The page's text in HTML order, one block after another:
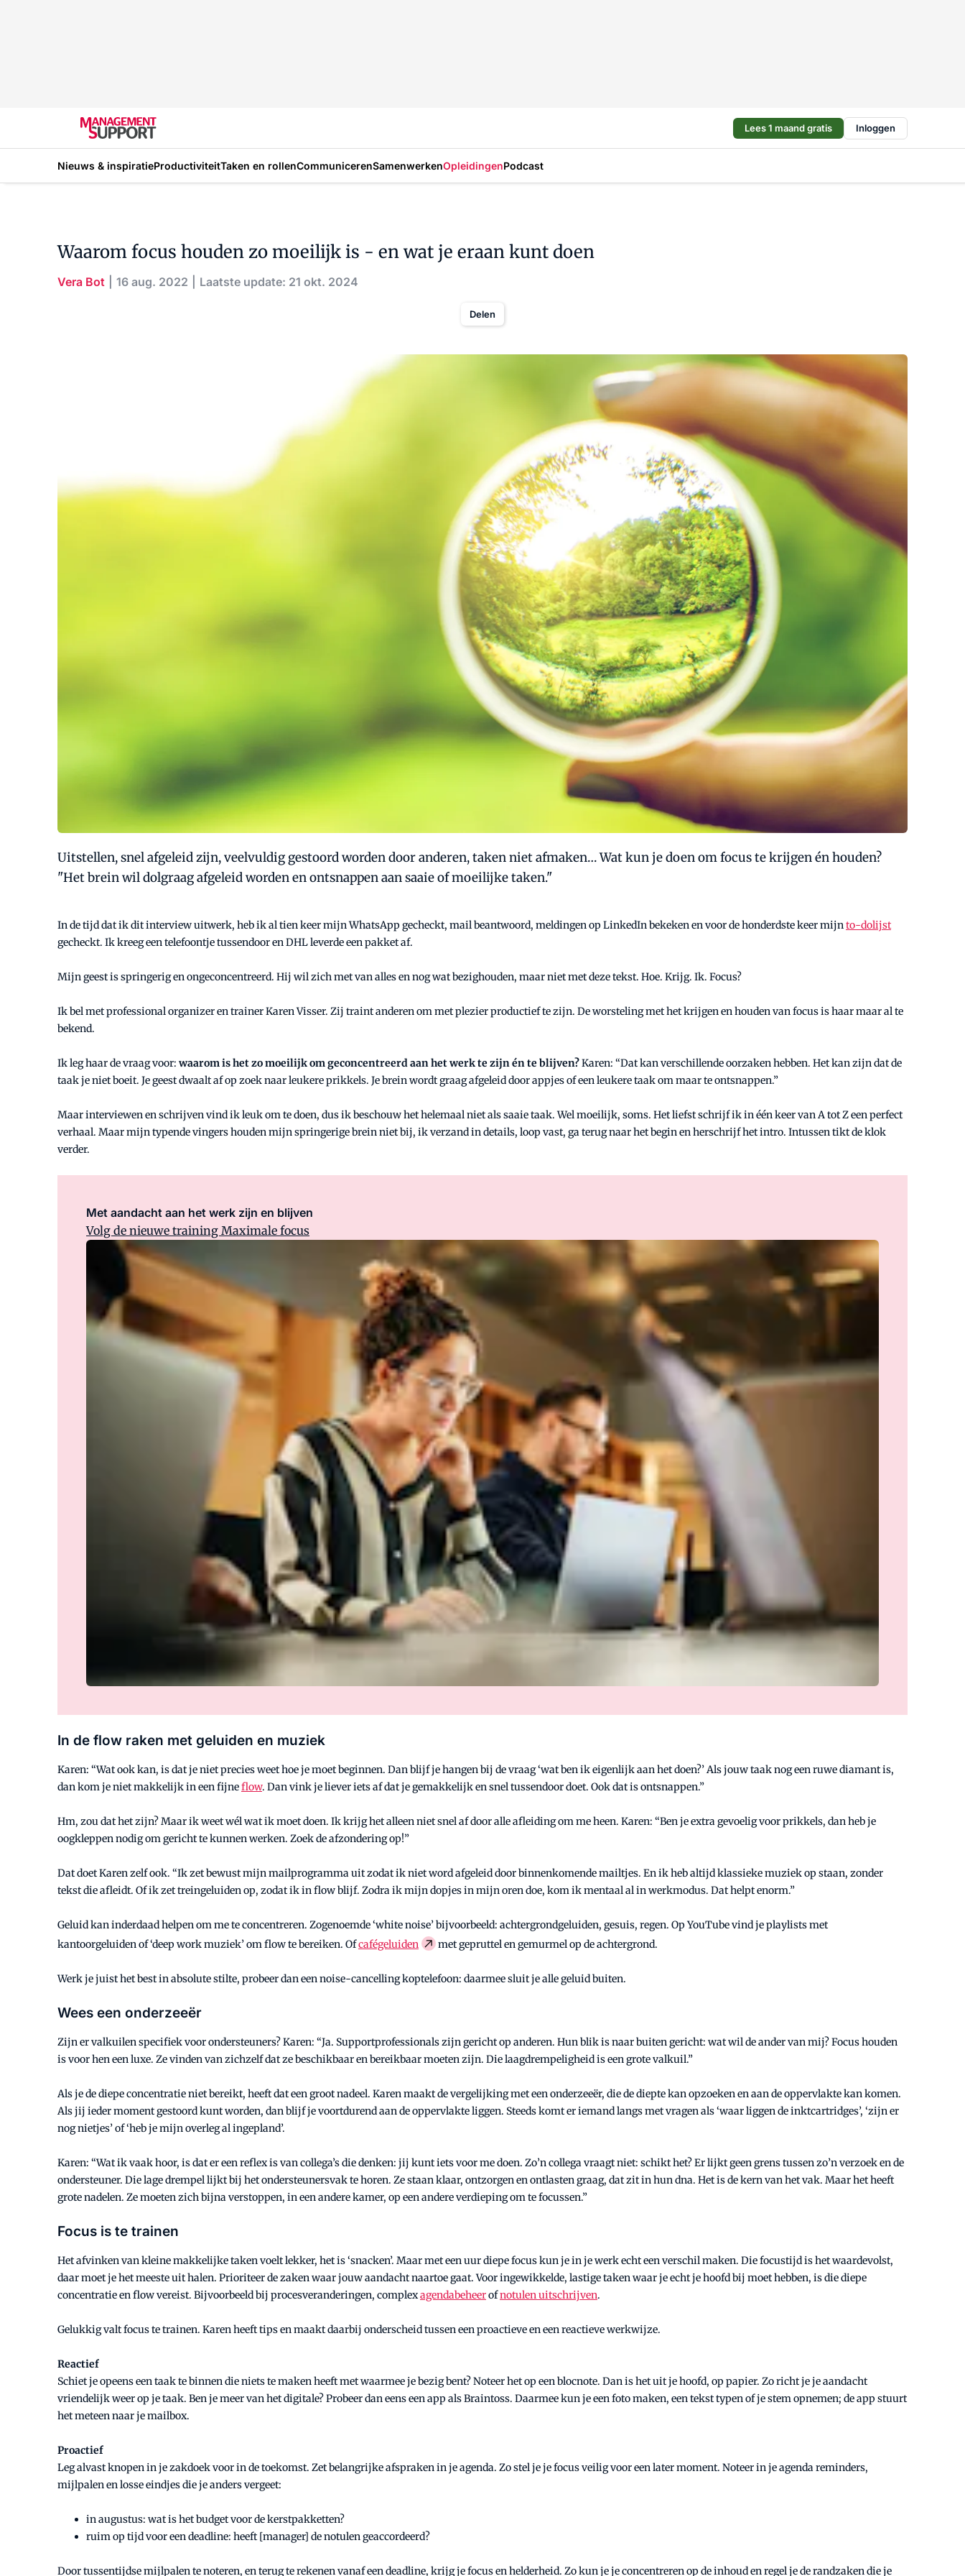
Lees 1 maand gratis Inloggen
Nieuws & inspiratieProductiviteitTaken en rollenCommunicerenSamenwerkenOpleidingenPodcast
Waarom focus houden zo moeilijk is - en wat je eraan kunt doen
Vera Bot 16 aug. 2022 Laatste update: 21 okt. 2024
Delen
Uitstellen, snel afgeleid zijn, veelvuldig gestoord worden door anderen, taken niet afmaken… Wat kun je doen om focus te krijgen én houden?
"Het brein wil dolgraag afgeleid worden en ontsnappen aan saaie of moeilijke taken."
In de tijd dat ik dit interview uitwerk, heb ik al tien keer mijn WhatsApp gecheckt, mail beantwoord, meldingen op LinkedIn bekeken en voor de honderdste keer mijnto-dolijst
gecheckt. Ik kreeg een telefoontje tussendoor en DHL leverde een pakket af.
Mijn geest is springerig en ongeconcentreerd. Hij wil zich met van alles en nog wat bezighouden, maar niet met deze tekst. Hoe. Krijg. Ik. Focus?
Ik bel met professional organizer en trainer Karen Visser. Zij traint anderen om met plezier productief te zijn. De worsteling met het krijgen en houden van focus is haar maar al te
bekend.
Ik leg haar de vraag voor: waarom is het zo moeilijk om geconcentreerd aan het werk te zijn én te blijven?Karen: “Dat kan verschillende oorzaken hebben. Het kan zijn dat de
taak je niet boeit. Je geest dwaalt af op zoek naar leukere prikkels. Je brein wordt graag afgeleid door appjes of een leukere taak om maar te ontsnappen.”
Maar interviewen en schrijven vind ik leuk om te doen, dus ik beschouw het helemaal niet als saaie taak. Wel moeilijk, soms. Het liefst schrijf ik in één keer van A tot Z een perfect
verhaal. Maar mijn typende vingers houden mijn springerige brein niet bij, ik verzand in details, loop vast, ga terug naar het begin en herschrijf het intro. Intussen tikt de klok
verder.
Met aandacht aan het werk zijn en blijven
Volg de nieuwe training Maximale focus
In de flow raken met geluiden en muziek
Karen: “Wat ook kan, is dat je niet precies weet hoe je moet beginnen. Dan blijf je hangen bij de vraag ‘wat ben ik eigenlijk aan het doen?’ Als jouw taak nog een ruwe diamant is,
dan kom je niet makkelijk in een fijneflow. Dan vink je liever iets af dat je gemakkelijk en snel tussendoor doet. Ook dat is ontsnappen.”
Hm, zou dat het zijn? Maar ik weet wél wat ik moet doen. Ik krijg het alleen niet snel af door alle afleiding om me heen. Karen: “Ben je extra gevoelig voor prikkels, dan heb je
oogkleppen nodig om gericht te kunnen werken. Zoek de afzondering op!”
Dat doet Karen zelf ook. “Ik zet bewust mijn mailprogramma uit zodat ik niet word afgeleid door binnenkomende mailtjes. En ik heb altijd klassieke muziek op staan, zonder
tekst die afleidt. Of ik zet treingeluiden op, zodat ik in flow blijf. Zodra ik mijn dopjes in mijn oren doe, kom ik mentaal al in werkmodus. Dat helpt enorm.”
Geluid kan inderdaad helpen om me te concentreren. Zogenoemde ‘white noise’ bijvoorbeeld: achtergrondgeluiden, gesuis, regen. Op YouTube vind je playlists met
kantoorgeluiden of ‘deep work muziek’ om flow te bereiken. Ofcafégeluiden met gepruttel en gemurmel op de achtergrond.
Werk je juist het best in absolute stilte, probeer dan een noise-cancelling koptelefoon: daarmee sluit je alle geluid buiten.
Wees een onderzeeër
Zijn er valkuilen specifiek voor ondersteuners? Karen: “Ja. Supportprofessionals zijn gericht op anderen. Hun blik is naar buiten gericht: wat wil de ander van mij? Focus houden
is voor hen een luxe. Ze vinden van zichzelf dat ze beschikbaar en bereikbaar moeten zijn. Die laagdrempeligheid is een grote valkuil.”
Als je de diepe concentratie niet bereikt, heeft dat een groot nadeel. Karen maakt de vergelijking met een onderzeeër, die de diepte kan opzoeken en aan de oppervlakte kan komen.
Als jij ieder moment gestoord kunt worden, dan blijf je voortdurend aan de oppervlakte liggen. Steeds komt er iemand langs met vragen als ‘waar liggen de inktcartridges’, ‘zijn er
nog nietjes’ of ‘heb je mijn overleg al ingepland’.
Karen: “Wat ik vaak hoor, is dat er een reflex is van collega’s die denken: jij kunt iets voor me doen. Zo’n collega vraagt niet: schikt het? Er lijkt geen grens tussen zo’n verzoek en de
ondersteuner. Die lage drempel lijkt bij het ondersteunersvak te horen. Ze staan klaar, ontzorgen en ontlasten graag, dat zit in hun dna. Het is de kern van het vak. Maar het heeft
grote nadelen. Ze moeten zich bijna verstoppen, in een andere kamer, op een andere verdieping om te focussen.”
Focus is te trainen
Het afvinken van kleine makkelijke taken voelt lekker, het is ‘snacken’. Maar met een uur diepe focus kun je in je werk echt een verschil maken. Die focustijd is het waardevolst,
daar moet je het meeste uit halen. Prioriteer de zaken waar jouw aandacht naartoe gaat. Voor ingewikkelde, lastige taken waar je echt je hoofd bij moet hebben, is die diepe
concentratie en flow vereist. Bijvoorbeeld bij procesveranderingen, complexagendabeheerofnotulen uitschrijven.
Gelukkig valt focus te trainen. Karen heeft tips en maakt daarbij onderscheid tussen een proactieve en een reactieve werkwijze.
Reactief
Schiet je opeens een taak te binnen die niets te maken heeft met waarmee je bezig bent? Noteer het op een blocnote. Dan is het uit je hoofd, op papier. Zo richt je je aandacht
vriendelijk weer op je taak. Ben je meer van het digitale? Probeer dan eens een app als Braintoss. Daarmee kun je een foto maken, een tekst typen of je stem opnemen; de app stuurt
het meteen naar je mailbox.
Proactief
Leg alvast knopen in je zakdoek voor in de toekomst. Zet belangrijke afspraken in je agenda. Zo stel je je focus veilig voor een later moment. Noteer in je agenda reminders,
mijlpalen en losse eindjes die je anders vergeet:
in augustus: wat is het budget voor de kerstpakketten?
ruim op tijd voor een deadline: heeft [manager] de notulen geaccordeerd?
Door tussentijdse mijlpalen te noteren, en terug te rekenen vanaf een deadline, krijg je focus en helderheid. Zo kun je je concentreren op de inhoud en regel je de randzaken die je